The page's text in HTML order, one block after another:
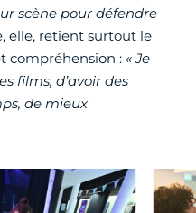
scène pour défendre
elle, retient surtout le
compréhension : « Je
films, d’avoir des
de mieux